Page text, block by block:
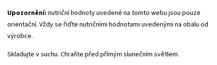
Upozornění: nutriční hodnoty uvedené na tomto webu jsou pouze
orientační. Vždy se řiďte nutričními hodnotami uvedenými na obalu od
výrobce.
Skladujte v suchu. Chraňte před přímým slunečním světlem.